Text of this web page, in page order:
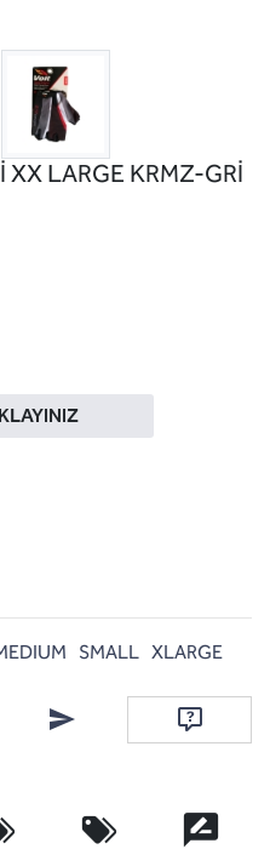
LARGE KRMZ-GRİ
SMALL XLARGE
listesine ekle
Arkadaşına e-posta ile
Soru sor